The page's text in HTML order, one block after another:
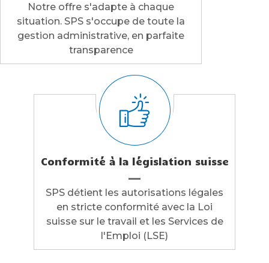
Notre offre s'adapte à chaque
situation. SPS s'occupe de toute la
gestion administrative, en parfaite
transparence
Conformité à la législation suisse
SPS détient les autorisations légales
en stricte conformité avec la Loi
suisse sur le travail et les Services de
l'Emploi (LSE)